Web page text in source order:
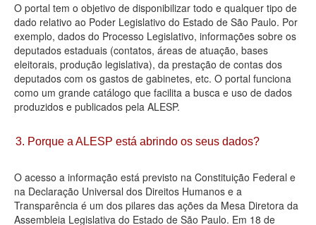
Agenda
Perguntas frequentes
Contato
O portal tem o objetivo de disponibilizar todo e qualquer tipo de
dado relativo ao Poder Legislativo do Estado de São Paulo. Por
exemplo, dados do Processo Legislativo, informações sobre os
deputados estaduais (contatos, áreas de atuação, bases
eleitorais, produção legislativa), da prestação de contas dos
deputados com os gastos de gabinetes, etc. O portal funciona
como um grande catálogo que facilita a busca e uso de dados
produzidos e publicados pela ALESP.
3. Porque a ALESP está abrindo os seus dados?
O acesso a informação está previsto na Constituição Federal e
na Declaração Universal dos Direitos Humanos e a
Transparência é um dos pilares das ações da Mesa Diretora da
Assembleia Legislativa do Estado de São Paulo. Em 18 de